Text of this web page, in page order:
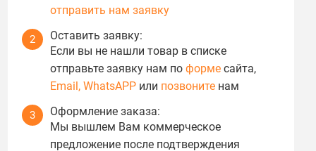
отправить нам заявку
2
Оставить заявку:
Если вы не нашли товар в списке
отправьте заявку нам по формесайта,
Email, WhatsAPPили позвонитенам
3
Оформление заказа:
Мы вышлем Вам коммерческое
предложение после подтверждения